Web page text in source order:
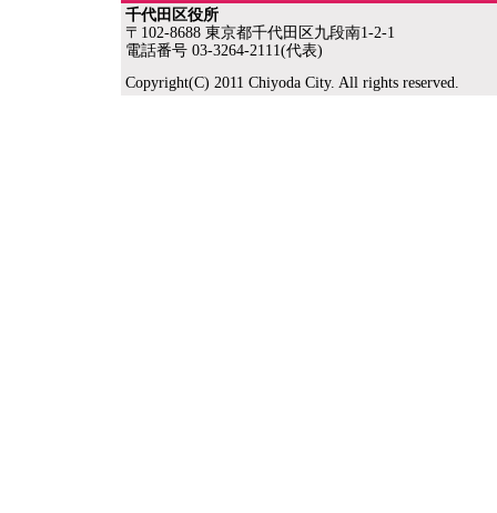
千代田区役所
〒102-8688 東京都千代田区九段南1-2-1
電話番号 03-3264-2111(代表)
Copyright(C) 2011 Chiyoda City. All rights reserved.